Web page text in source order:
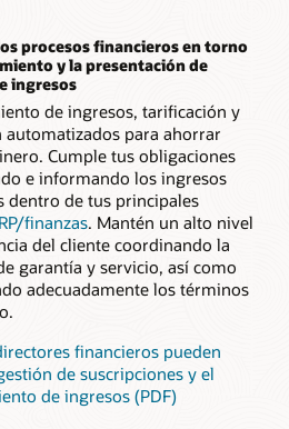
procesos financieros en torno
y la presentación de
ingresos
de ingresos, tarificación y
automatizados para ahorrar
Cumple tus obligaciones
e informando los ingresos
dentro de tus principales
finanzas. Mantén un alto nivel
del cliente coordinando la
garantía y servicio, así como
adecuadamente los términos
financieros pueden
de suscripciones y el
de ingresos (PDF)